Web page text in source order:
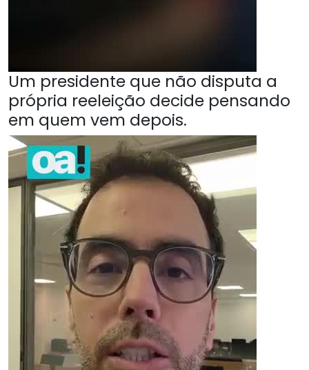
Um presidente que não disputa a
própria reeleição decide pensando
em quem vem depois.